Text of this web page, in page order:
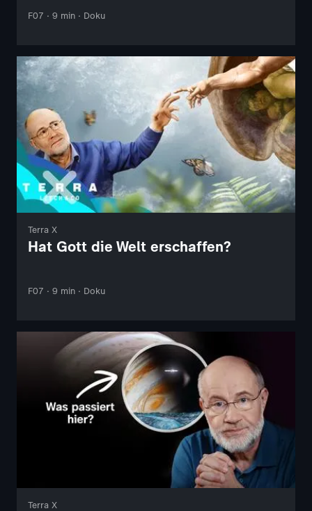
F07 · 9 min · Doku
Terra X
Hat Gott die Welt erschaffen?
F07 · 9 min · Doku
Terra X